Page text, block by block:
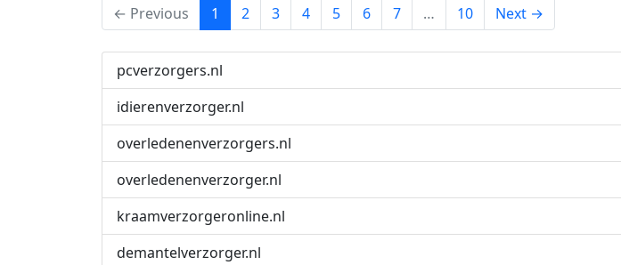
← Previous 1 (current)
2 3 4 5 6 7 … 10 Next →
pcverzorgers.nl
idierenverzorger.nl
overledenenverzorgers.nl
overledenenverzorger.nl
kraamverzorgeronline.nl
demantelverzorger.nl